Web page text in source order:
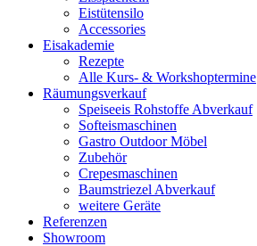
Eistütensilo
Accessories
Eisakademie
Rezepte
Alle Kurs- & Workshoptermine
Räumungsverkauf
Speiseeis Rohstoffe Abverkauf
Softeismaschinen
Gastro Outdoor Möbel
Zubehör
Crepesmaschinen
Baumstriezel Abverkauf
weitere Geräte
Referenzen
Showroom